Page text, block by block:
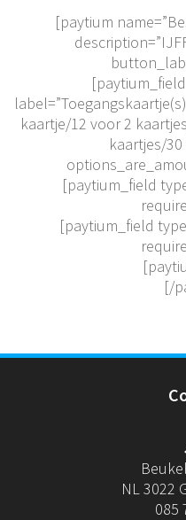
[paytium
kaartje/12 voor 2
kaartjes/
[paytium_field
[paytium_field
[/
NL 3022
085